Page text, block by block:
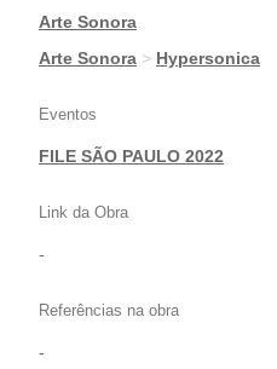
Arte Sonora
|Arte Sonora > Hypersonica
Eventos
FILE SÃO PAULO 2022
Link da Obra
-
Referências na obra
-